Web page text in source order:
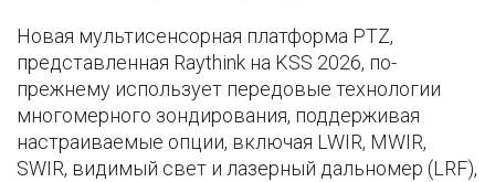
Новая мультисенсорная платформа PTZ,
представленная Raythink на KSS 2026, по-
прежнему использует передовые технологии
многомерного зондирования, поддерживая
настраиваемые опции, включая LWIR, MWIR,
SWIR, видимый свет и лазерный дальномер (LRF),